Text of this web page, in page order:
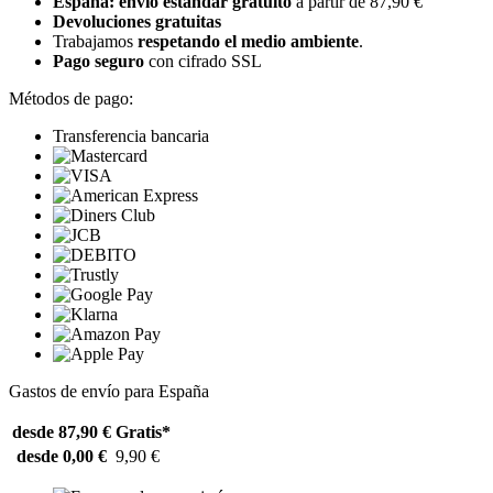
Devoluciones gratuitas
Trabajamos respetando el medio ambiente.
Pago seguro con cifrado SSL
Métodos de pago:
Transferencia bancaria
Gastos de envío para España
desde 87,90 € Gratis*
desde 0,00 € 9,90 €